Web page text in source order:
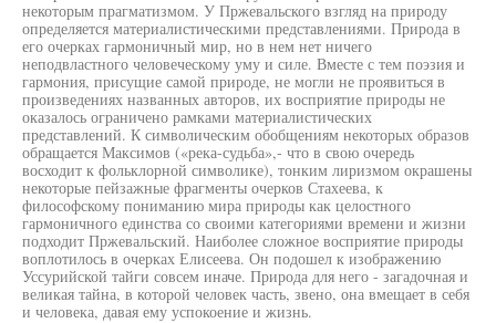
некоторым прагматизмом. У Пржевальского взгляд на природу
определяется материалистическими представлениями. Природа в
его очерках гармоничный мир, но в нем нет ничего
неподвластного человеческому уму и силе. Вместе с тем поэзия и
гармония, присущие самой природе, не могли не проявиться в
произведениях названных авторов, их восприятие природы не
оказалось ограничено рамками материалистических
представлений. К символическим обобщениям некоторых образов
обращается Максимов («река-судьба»,- что в свою очередь
восходит к фольклорной символике), тонким лиризмом окрашены
некоторые пейзажные фрагменты очерков Стахеева, к
философскому пониманию мира природы как целостного
гармоничного единства со своими категориями времени и жизни
подходит Пржевальский. Наиболее сложное восприятие природы
воплотилось в очерках Елисеева. Он подошел к изображению
Уссурийской тайги совсем иначе. Природа для него - загадочная и
великая тайна, в которой человек часть, звено, она вмещает в себя
и человека, давая ему успокоение и жизнь.